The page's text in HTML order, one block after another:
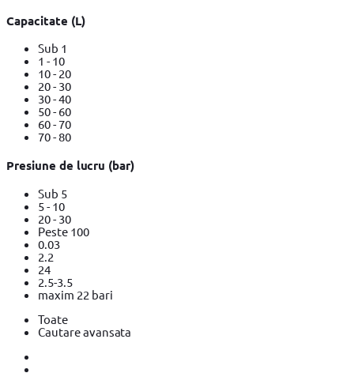
Capacitate (L)
Sub 1
1 - 10
10 - 20
20 - 30
30 - 40
50 - 60
60 - 70
70 - 80
Presiune de lucru (bar)
Sub 5
5 - 10
20 - 30
Peste 100
0.03
2.2
24
2.5-3.5
maxim 22 bari
Toate
Cautare avansata